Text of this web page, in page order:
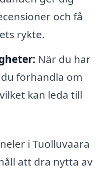
och få
rykte.
När du har
förhandla om
kan leda till
i Tuolluvaara
att dra nytta av